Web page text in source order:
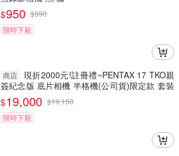
$950 $990
限時下殺
商店
現折2000元!註冊禮~PENTAX 17 TKO親
簽紀念版 底片相機 半格機(公司貨)限定款 套裝
組
$19,000 $19,150
限時下殺